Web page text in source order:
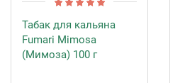
Табак для кальяна
Fumari Mimosa
(Мимоза) 100 г